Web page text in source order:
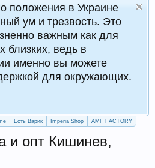
положения в Украине
ум и трезвость. Это
важным как для
близких, ведь в
именно вы можете
для окружающих.
Есть Варик Imperia Shop AMF FACTORY
и опт Кишинев,